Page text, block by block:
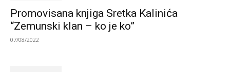
Promovisana knjiga Sretka Kalinića
“Zemunski klan – ko je ko”
07/08/2022